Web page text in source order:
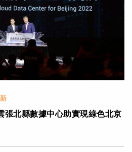
張北縣數據中心助實現綠色北京